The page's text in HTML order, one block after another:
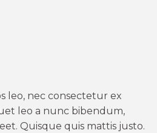
aux favoris
leo, nec consectetur ex
leo a nunc bibendum,
Quisque quis mattis justo.